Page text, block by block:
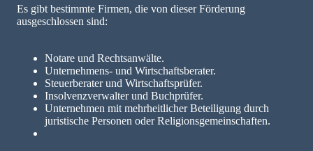
Es gibt bestimmte Firmen, die von dieser Förderung
ausgeschlossen sind:
Notare und Rechtsanwälte.
Unternehmens- und Wirtschaftsberater.
Steuerberater und Wirtschaftsprüfer.
Insolvenzverwalter und Buchprüfer.
Unternehmen mit mehrheitlicher Beteiligung durch
juristische Personen oder Religionsgemeinschaften.